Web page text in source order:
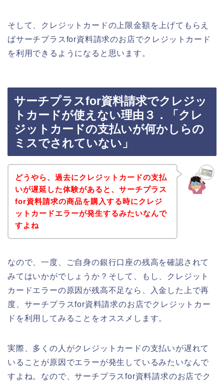
そして、クレジットカードの上限金額を上げてもらえ
ばサーチプラスfor資料請求のお店でクレジットカード
を利用できるようになると思います。
サーチプラスfor資料請求でクレジッ
トカードが使えない理由３．「クレ
ジットカードの支払いが何かしらの
ミスでされていない」
どうやら、過去にクレジットカードの支払
いが遅延した体験があると、サーチプラス
for資料請求の商品を購入する時にクレジ
ットカードエラーが発生するみたいなんで
すよね
なので、一度、ご自身の銀行口座の残高を確認されて
みてはいかがでしょうか？そして、もし、クレジット
カードエラーの原因が残高不足なら、入金した上で再
度、サーチプラスfor資料請求のお店でクレジットカー
ドを利用してみることをオススメします。
実際、多くの人がクレジットカードの支払いが遅れて
いることが原因でエラーが発生しているみたいなんで
すよね。なので、サーチプラスfor資料請求のお店でク